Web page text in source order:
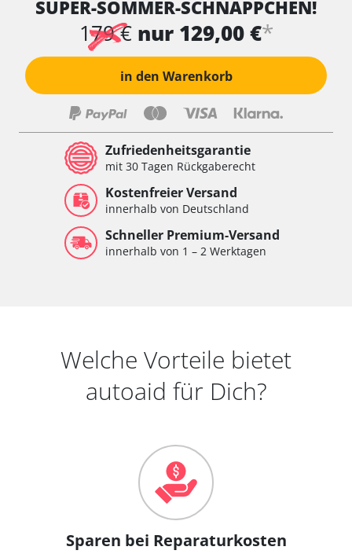
SUPER-SOMMER-SCHNÄPPCHEN!
179 € nur 129,00 €*
in den Warenkorb
Zufriedenheitsgarantie
mit 30 Tagen Rückgaberecht
Kostenfreier Versand
innerhalb von Deutschland
Schneller Premium-Versand
innerhalb von 1 – 2 Werktagen
Welche Vorteile bietet
autoaid für Dich?
Sparen bei Reparaturkosten